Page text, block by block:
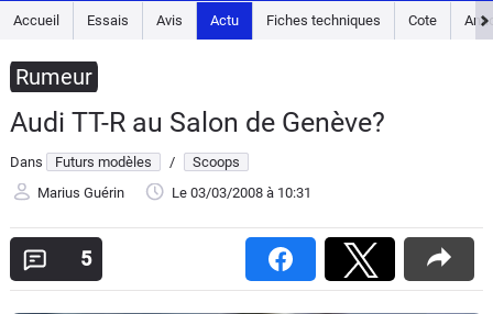
Essais
Guide
d'achat
Electriques
Utilitaires
Accueil Essais Avis Actu Fiches techniques Cote
Rumeur
Audi TT-R au Salon de Genève?
Dans Futurs modèles /
Scoops
Marius Guérin
Le 03/03/2008 à 10:31
5